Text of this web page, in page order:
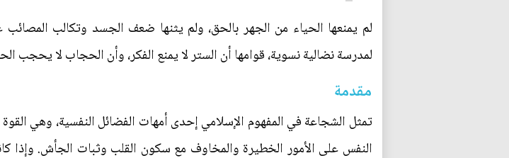
لم يمنعها الحياء من الجهر بالحق، ولم يثنها ضعف الجسد وتكالب المصائب
لمدرسة نضالية نسوية، قوامها أن الستر لا يمنع الفكر، وأن الحجاب لا يحجب
مقدمة
تمثل الشجاعة في المفهوم الإسلامي إحدى أمهات الفضائل النفسية، وهي
النفس على الأمور الخطيرة والمخاوف مع سكون القلب وثبات الجأش.